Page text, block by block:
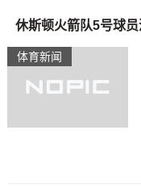
体育新闻
休斯顿火箭队5号球